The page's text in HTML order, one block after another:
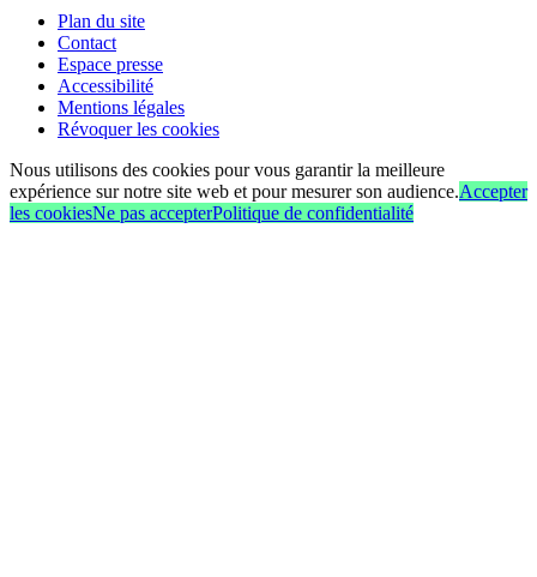
Plan du site
Contact
Espace presse
Accessibilité
Mentions légales
Révoquer les cookies
Nous utilisons des cookies pour vous garantir la meilleure
expérience sur notre site web et pour mesurer son audience.Accepter
les cookiesNe pas accepterPolitique de confidentialité